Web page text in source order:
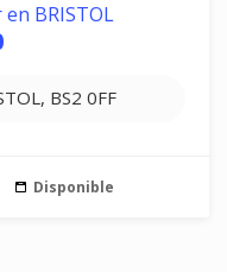
BRISTOL
BS2 0FF
Disponible